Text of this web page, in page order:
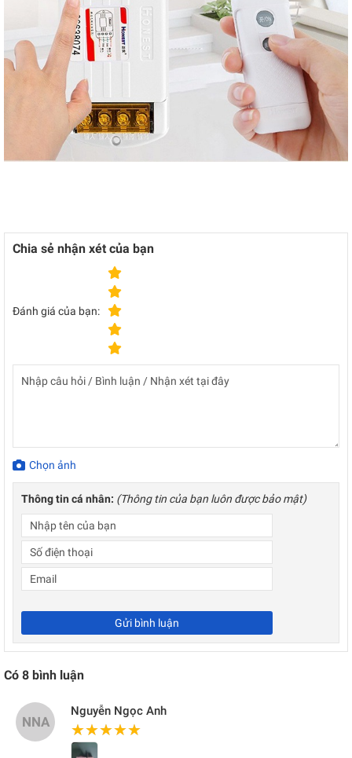
Chia sẻ nhận xét của bạn
Đánh giá của bạn:
Chọn ảnh
Thông tin cá nhân: (Thông tin của bạn luôn được bảo mật)
Gửi bình luận
Có 8 bình luận
NNA
Nguyễn Ngọc Anh
★★★★★
★★★★★